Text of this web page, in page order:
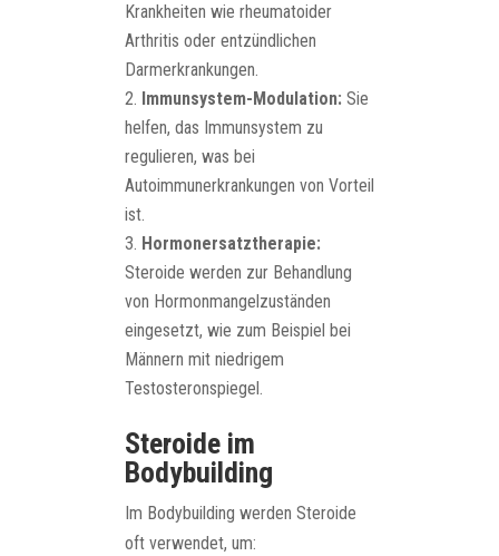
Krankheiten wie rheumatoider
Arthritis oder entzündlichen
Darmerkrankungen.
Immunsystem-Modulation: Sie
helfen, das Immunsystem zu
regulieren, was bei
Autoimmunerkrankungen von Vorteil
ist.
Hormonersatztherapie:
Steroide werden zur Behandlung
von Hormonmangelzuständen
eingesetzt, wie zum Beispiel bei
Männern mit niedrigem
Testosteronspiegel.
Steroide im
Bodybuilding
Im Bodybuilding werden Steroide
oft verwendet, um: